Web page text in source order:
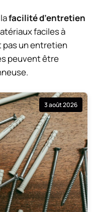
facilité d’entretien
faciles à
un entretien
peuvent être
3 août 2026